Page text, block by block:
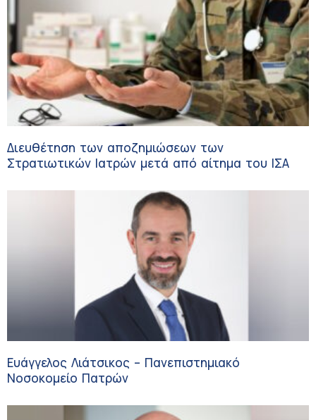
Διευθέτηση των αποζημιώσεων των
Στρατιωτικών Ιατρών μετά από αίτημα του ΙΣΑ
Ευάγγελος Λιάτσικος – Πανεπιστημιακό
Νοσοκομείο Πατρών